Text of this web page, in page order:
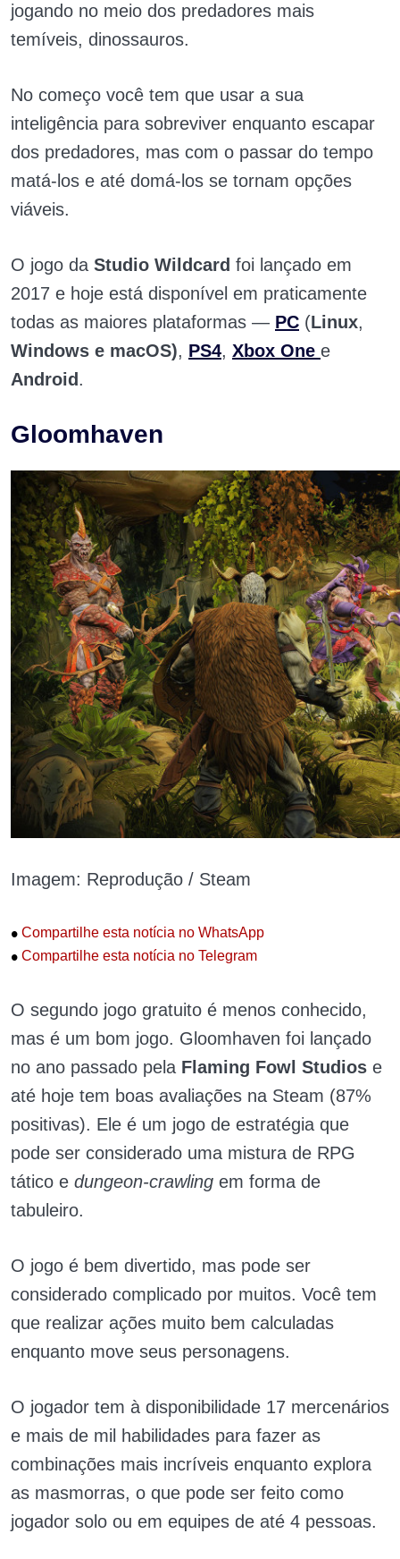
jogando no meio dos predadores mais
temíveis, dinossauros.
No começo você tem que usar a sua
inteligência para sobreviver enquanto escapar
dos predadores, mas com o passar do tempo
matá-los e até domá-los se tornam opções
viáveis.
O jogo da Studio Wildcard foi lançado em
2017 e hoje está disponível em praticamente
todas as maiores plataformas — PC (Linux,
Windows e macOS), PS4, Xbox One e
Android .
Gloomhaven
Imagem: Reprodução / Steam
• Compartilhe esta notícia no WhatsApp
• Compartilhe esta notícia no Telegram
O segundo jogo gratuito é menos conhecido,
mas é um bom jogo. Gloomhaven foi lançado
no ano passado pela Flaming Fowl Studios e
até hoje tem boas avaliações na Steam (87%
positivas). Ele é um jogo de estratégia que
pode ser considerado uma mistura de RPG
tático e dungeon-crawling em forma de
tabuleiro.
O jogo é bem divertido, mas pode ser
considerado complicado por muitos. Você tem
que realizar ações muito bem calculadas
enquanto move seus personagens.
O jogador tem à disponibilidade 17 mercenários
e mais de mil habilidades para fazer as
combinações mais incríveis enquanto explora
as masmorras, o que pode ser feito como
jogador solo ou em equipes de até 4 pessoas.